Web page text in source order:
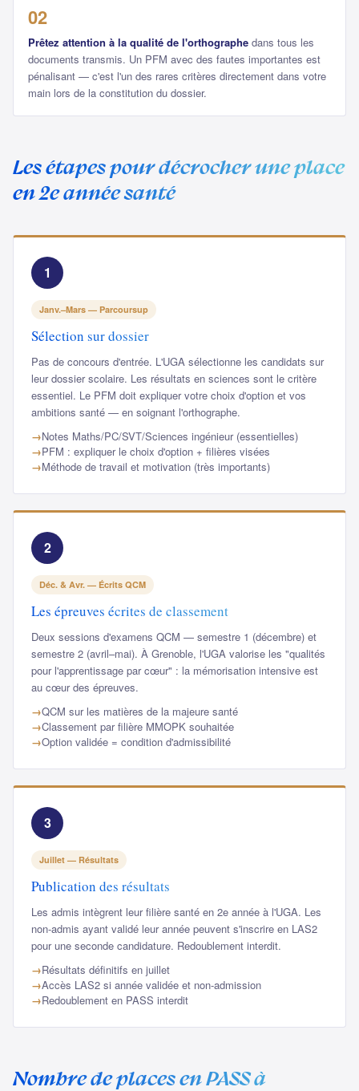
02
Prêtez attention à la qualité de l'orthographe dans tous les
documents transmis. Un PFM avec des fautes importantes est
pénalisant — c'est l'un des rares critères directement dans votre
main lors de la constitution du dossier.
Les étapes pour décrocher une place
en 2e année santé
1
Janv.–Mars — Parcoursup
Sélection sur dossier
Pas de concours d'entrée. L'UGA sélectionne les candidats sur
leur dossier scolaire. Les résultats en sciences sont le critère
essentiel. Le PFM doit expliquer votre choix d'option et vos
ambitions santé — en soignant l'orthographe.
Notes Maths/PC/SVT/Sciences ingénieur (essentielles)
PFM : expliquer le choix d'option + filières visées
Méthode de travail et motivation (très importants)
2
Déc. & Avr. — Écrits QCM
Les épreuves écrites de classement
Deux sessions d'examens QCM — semestre 1 (décembre) et
semestre 2 (avril–mai). À Grenoble, l'UGA valorise les "qualités
pour l'apprentissage par cœur" : la mémorisation intensive est
au cœur des épreuves.
QCM sur les matières de la majeure santé
Classement par filière MMOPK souhaitée
Option validée = condition d'admissibilité
3
Juillet — Résultats
Publication des résultats
Les admis intègrent leur filière santé en 2e année à l'UGA. Les
non-admis ayant validé leur année peuvent s'inscrire en LAS2
pour une seconde candidature. Redoublement interdit.
Résultats définitifs en juillet
Accès LAS2 si année validée et non-admission
Redoublement en PASS interdit
Nombre de places en PASS à